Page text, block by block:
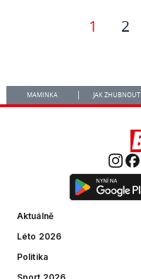
1 2
MAMINKA JAK ZHUBNOUT
Aktuálně
Léto 2026
Politika